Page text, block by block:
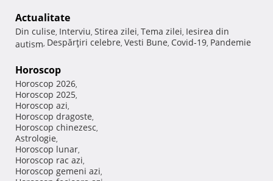
Actualitate
Din culise, Interviu, Stirea zilei, Tema zilei, Iesirea din
autism, Despărţiri celebre, Vesti Bune, Covid-19, Pandemie
Horoscop
Horoscop 2026,
Horoscop 2025,
Horoscop azi,
Horoscop dragoste,
Horoscop chinezesc,
Astrologie,
Horoscop lunar,
Horoscop rac azi,
Horoscop gemeni azi,